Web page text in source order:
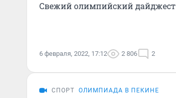
Свежий олимпийский
6 февраля, 2022, 17:12 2 806 2
СПОРТ ОЛИМПИАДА В ПЕКИНЕ